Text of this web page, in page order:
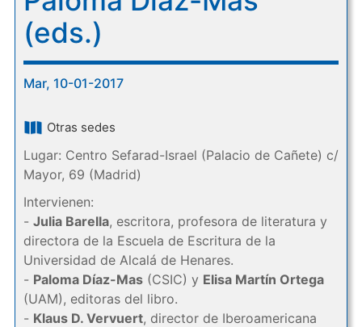
(eds.)
Mar, 10-01-2017
Otras sedes
Lugar: Centro Sefarad-Israel (Palacio de Cañete) c/
Mayor, 69 (Madrid)
Intervienen:
- Julia Barella, escritora, profesora de literatura y
directora de la Escuela de Escritura de la
Universidad de Alcalá de Henares.
- Paloma Díaz-Mas(CSIC) y Elisa Martín Ortega
(UAM), editoras del libro.
- Klaus D. Vervuert, director de Iberoamericana